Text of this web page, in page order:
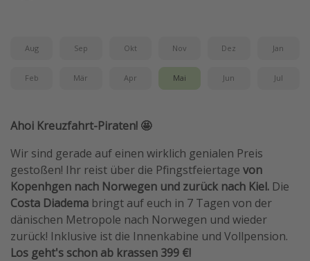
Singlereisen
Hotels am Achensee
Weitere Themen
Reise Journal
Familienurlaub in der Türkei
Aug Sep Okt Nov Dez Jan
Feb Mär Apr Mai Jun Jul
Ahoi Kreuzfahrt-Piraten! 🤩
Wir sind gerade auf einen wirklich genialen Preis
gestoßen! Ihr reist über die Pfingstfeiertage von
Kopenhgen nach Norwegen und zurück nach Kiel. Die
Costa Diadema bringt auf euch in 7 Tagen von der
dänischen Metropole nach Norwegen und wieder
zurück! Inklusive ist die Innenkabine und Vollpension.
Los geht's schon ab krassen 399 €!